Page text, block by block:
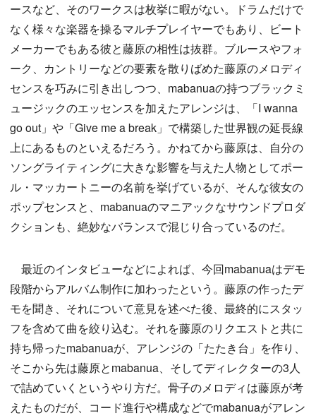
ースなど、そのワークスは枚挙に暇がない。ドラムだけで
なく様々な楽器を操るマルチプレイヤーでもあり、ビート
メーカーでもある彼と藤原の相性は抜群。ブルースやフォ
ーク、カントリーなどの要素を散りばめた藤原のメロディ
センスを巧みに引き出しつつ、mabanuaの持つブラックミ
ュージックのエッセンスを加えたアレンジは、「I wanna
go out」や「Give me a break」で構築した世界観の延長線
上にあるものといえるだろう。かねてから藤原は、自分の
ソングライティングに大きな影響を与えた人物としてポー
ル・マッカートニーの名前を挙げているが、そんな彼女の
ポップセンスと、mabanuaのマニアックなサウンドプロダ
クションも、絶妙なバランスで混じり合っているのだ。
最近のインタビューなどによれば、今回mabanuaはデモ
段階からアルバム制作に加わったという。藤原の作ったデ
モを聞き、それについて意見を述べた後、最終的にスタッ
フを含めて曲を絞り込む。それを藤原のリクエストと共に
持ち帰ったmabanuaが、アレンジの「たたき台」を作り、
そこから先は藤原とmabanua、そしてディレクターの3人
で詰めていくというやり方だ。骨子のメロディは藤原が考
えたものだが、コード進行や構成などでmabanuaがアレン